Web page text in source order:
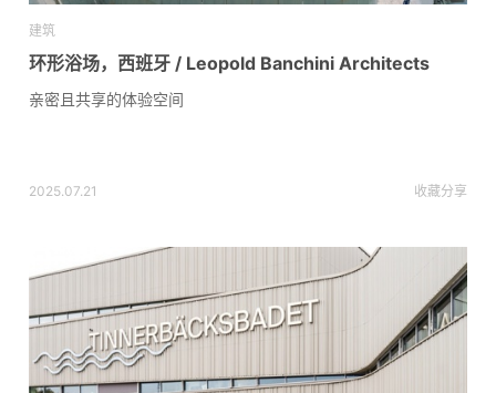
建筑
环形浴场，西班牙 / Leopold Banchini Architects
亲密且共享的体验空间
2025.07.21 收藏分享